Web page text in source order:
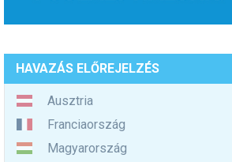
HAVAZÁS ELŐREJELZÉS
Ausztria
Franciaország
Magyarország